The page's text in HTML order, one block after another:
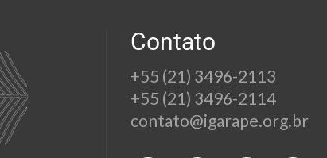
Contato
+55 (21) 3496-2113
+55 (21) 3496-2114
contato@igarape.org.br